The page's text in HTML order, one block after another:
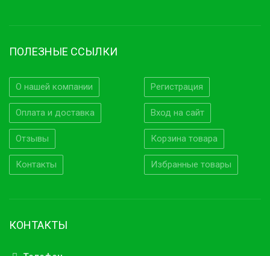
ПОЛЕЗНЫЕ ССЫЛКИ
О нашей компании
Оплата и доставка
Отзывы
Контакты
Регистрация
Вход на сайт
Корзина товара
Избранные товары
КОНТАКТЫ